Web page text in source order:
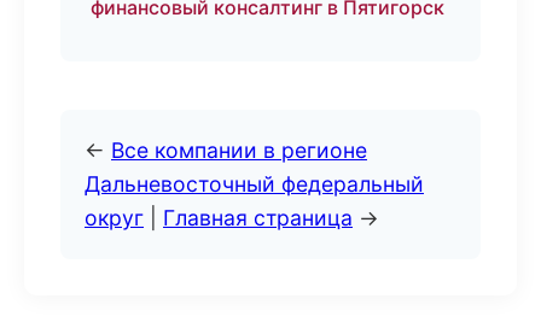
финансовый консалтинг в Пятигорск
← Все компании в регионе
Дальневосточный федеральный
округ
Главная страница →